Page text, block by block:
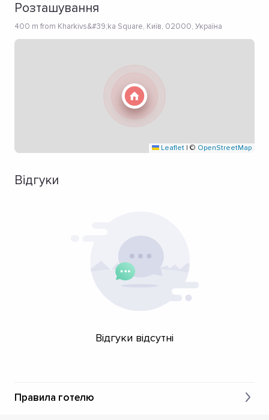
Розташування
400 m from Kharkivs&#39;ka Square, Київ, 02000, Україна
Leaflet | © OpenStreetMap
Відгуки
Відгуки відсутні
Правила готелю